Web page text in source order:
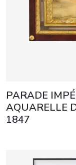
PARADE
AQUARELLE
1847